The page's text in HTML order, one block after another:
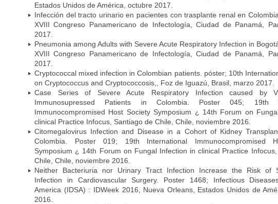
Estados Unidos de América, octubre 2017.
Infección del tracto urinario en pacientes con trasplante renal en
XVIII Congreso Panamericano de Infectología, Ciudad de Panamá,
2017.
Pneumonia among Adults with Severe Acute Respiratory Infection in
XVIII Congreso Panamericano de Infectología, Ciudad de Panamá,
2017.
Cryptococcal mixed infection in Colombian patients. póster; 10th
on Cryptococcus and Cryptococcosis,, Foz de Iguazú, Brasil, marzo 2017.
Case Series of Severe Acute Respiratory Infection caused by
Immunosupressed Patients in Colombia. Poster 045; 19th
Immunocompromised Host Society Symposium ¿ 14th Forum on
clinical Practice Infocus, Santiago de Chile, Chile, noviembre 2016.
Citomegalovirus Infection and Disease in a Cohort of Kidney
Colombia. Poster 019; 19th International Immunocompromised
Symposium ¿ 14th Forum on Fungal Infection in clinical Practice
Chile, Chile, noviembre 2016.
Neither Bacteriuria nor Urinary Tract Infection Increase the Risk of
Infection in Cardiovascular Surgery. Poster 1468; Infectious
America (IDSA) : IDWeek 2016, Nueva Orleans, Estados Unidos de
2016.